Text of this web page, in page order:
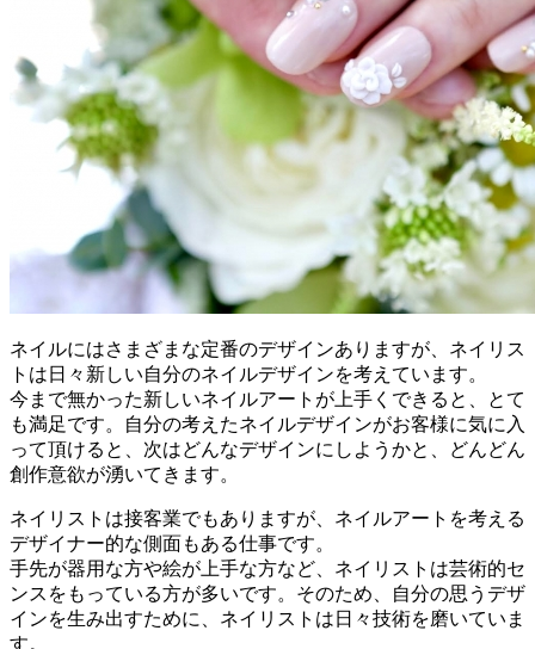
ネイルにはさまざまな定番のデザインありますが、ネイリス
トは日々新しい自分のネイルデザインを考えています。
今まで無かった新しいネイルアートが上手くできると、とて
も満足です。自分の考えたネイルデザインがお客様に気に入
って頂けると、次はどんなデザインにしようかと、どんどん
創作意欲が湧いてきます。
ネイリストは接客業でもありますが、ネイルアートを考える
デザイナー的な側面もある仕事です。
手先が器用な方や絵が上手な方など、ネイリストは芸術的セ
ンスをもっている方が多いです。そのため、自分の思うデザ
インを生み出すために、ネイリストは日々技術を磨いていま
す。